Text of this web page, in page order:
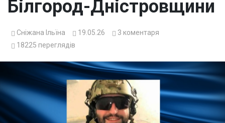
Білгород-Дністровщини
Сніжана Ільїна 19.05.26 3 коментаря
18225 переглядів